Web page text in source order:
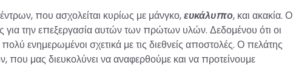
που ασχολείται κυρίως με μάνγκο,ευκάλυπτο, και ακακία. Ο
για την επεξεργασία αυτών των πρώτων υλών. Δεδομένου ότι οι
ενημερωμένοι σχετικά με τις διεθνείς αποστολές. Ο πελάτης
που μας διευκολύνει να αναφερθούμε και να προτείνουμε